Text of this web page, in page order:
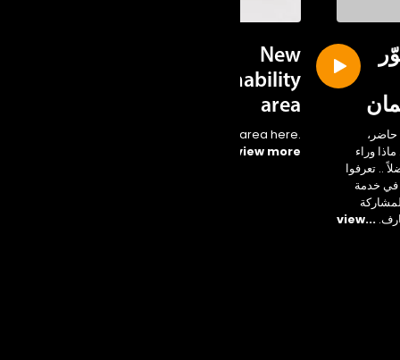
وراء
.. تعرفوا
في خدمة
...view
New
Sustainability
area
Access the new area here.
...view more